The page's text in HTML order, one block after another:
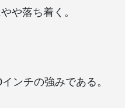
や落ち着く。
ンチの強みである。